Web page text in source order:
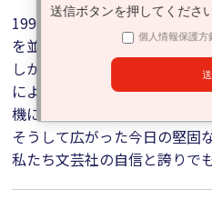
1996年の文芸社創立当初、名
を並べてくれる書店はほとん
しかし自分たちの事業を信じ
により、少しずつ取り扱い書
機に一気に全国区へ。
そうして広がった今日の堅固
私たち文芸社の自信と誇りで
送信ボタンを押してくださ
個人情報保護